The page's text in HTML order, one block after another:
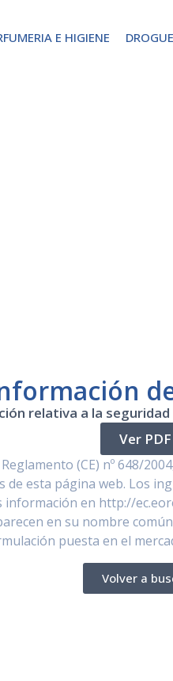
E HIGIENE
relativa a la
Ver PDF
(CE) nº 648/
esta página web. Los
en http://
en su nombre
puesta en el
Volver a